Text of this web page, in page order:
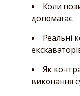
Коли
допомагає
Реальні
Як
виконання